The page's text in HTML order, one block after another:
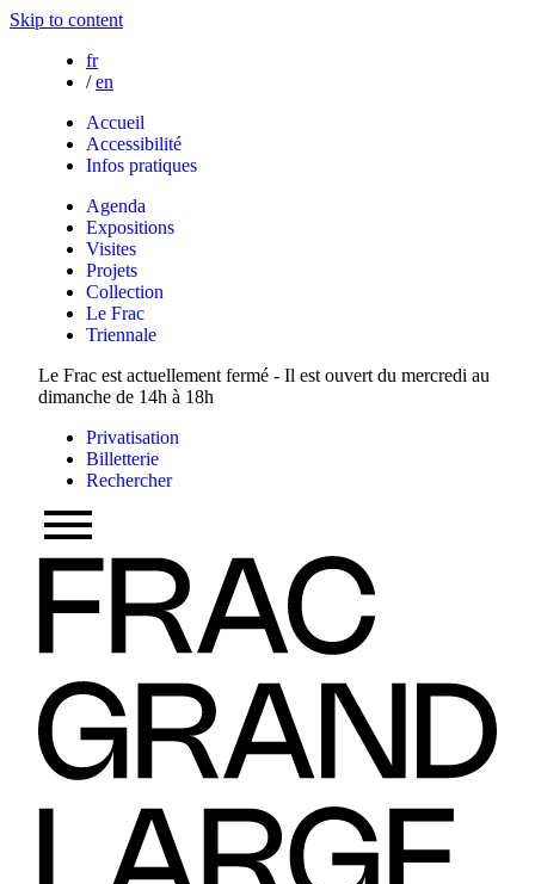
Skip to content
fr
/ en
Accueil
Accessibilité
Infos pratiques
Agenda
Expositions
Visites
Projets
Collection
Le Frac
Triennale
Le Frac est actuellement fermé - Il est ouvert du mercredi au
dimanche de 14h à 18h
Privatisation
Billetterie
Rechercher